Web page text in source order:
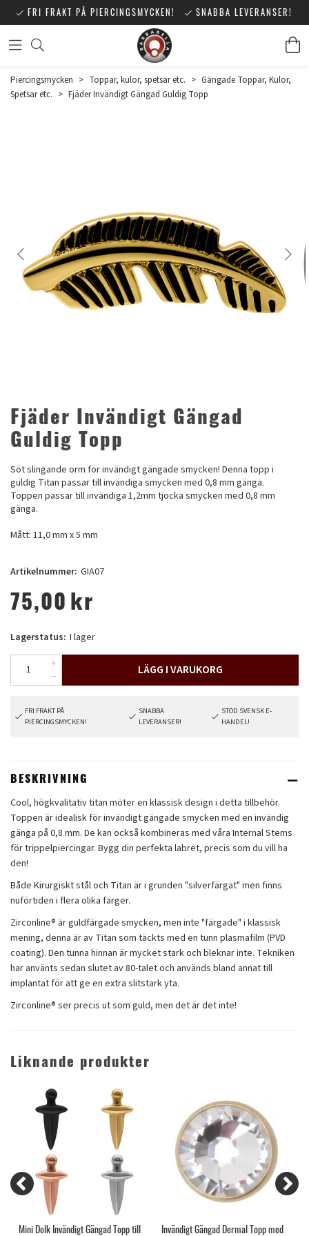
FRI FRAKT PÅ PIERCINGSMYCKEN! SNABBA LEVERANSER!
Piercingsmycken > Toppar, kulor, spetsar etc. > Gängade Toppar, Kulor,
Spetsar etc. > Fjäder Invändigt Gängad Guldig Topp
Fjäder Invändigt Gängad
Guldig Topp
Söt slingande orm för invändigt gängade smycken! Denna topp i
guldig Titan passar till invändiga smycken med 0,8 mm gänga.
Toppen passar till invändiga 1,2mm tjocka smycken med 0,8 mm
gänga.
Mått: 11,0 mm x 5 mm
Artikelnummer: GIA07
75,00 kr
Lagerstatus: I lager
LÄGG I VARUKORG
FRI FRAKT PÅ
PIERCINGSMYCKEN!
SNABBA
LEVERANSER!
STÖD SVENSK E-
HANDEL!
BESKRIVNING
Cool, högkvalitativ titan möter en klassisk design i detta tillbehör.
Toppen är idealisk för invändigt gängade smycken med en invändig
gänga på 0,8 mm. De kan också kombineras med våra Internal Stems
för trippelpiercingar. Bygg din perfekta labret, precis som du vill ha
den!
Både Kirurgiskt stål och Titan är i grunden "silverfärgat" men finns
nuförtiden i flera olika färger.
Zirconline® är guldfärgade smycken, men inte "färgade" i klassisk
mening, denna är av Titan som täckts med en tunn plasmafilm (PVD
coating). Den tunna hinnan är mycket stark och bleknar inte. Tekniken
har använts sedan slutet av 80-talet och används bland annat till
implantat för att ge en extra slitstark yta.
Zirconline® ser precis ut som guld, men det är det inte!
Liknande produkter
Mini Dolk Invändigt Gängad Topp till
Invändigt Gängad Dermal Topp med